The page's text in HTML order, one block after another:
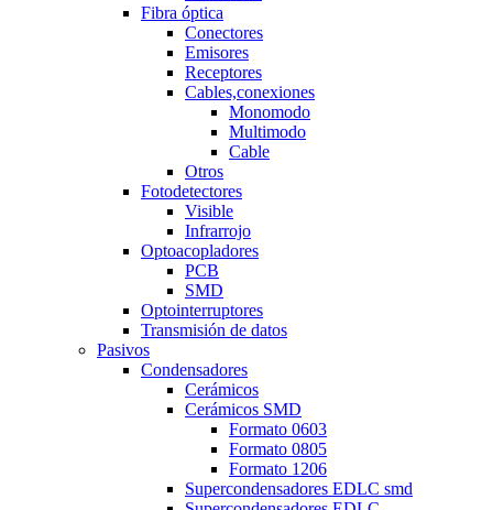
Fibra óptica
Conectores
Emisores
Receptores
Cables,conexiones
Monomodo
Multimodo
Cable
Otros
Fotodetectores
Visible
Infrarrojo
Optoacopladores
PCB
SMD
Optointerruptores
Transmisión de datos
Pasivos
Condensadores
Cerámicos
Cerámicos SMD
Formato 0603
Formato 0805
Formato 1206
Supercondensadores EDLC smd